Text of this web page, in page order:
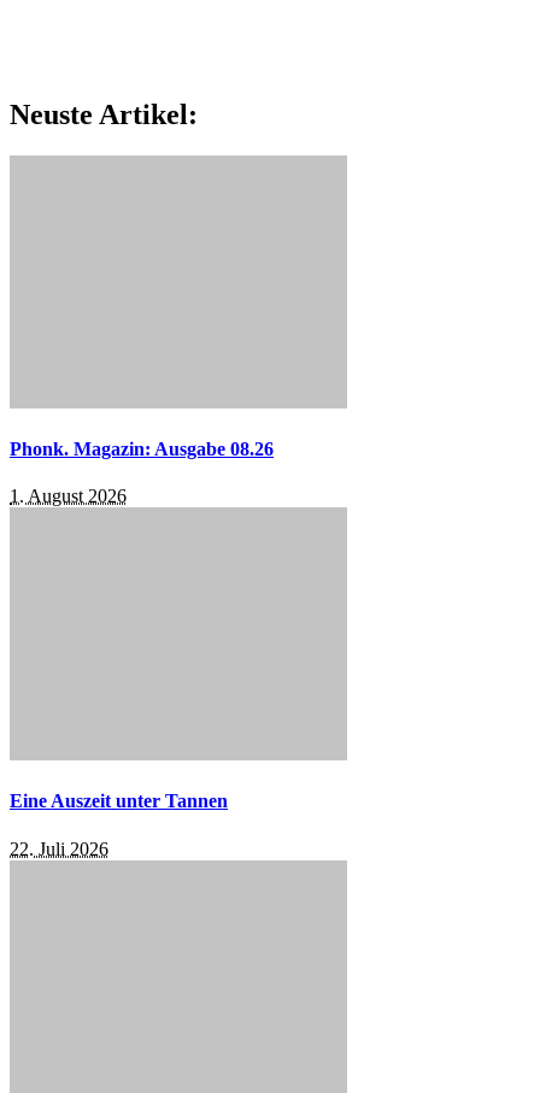
Neuste Artikel:
Phonk. Magazin: Ausgabe 08.26
1. August 2026
Eine Auszeit unter Tannen
22. Juli 2026